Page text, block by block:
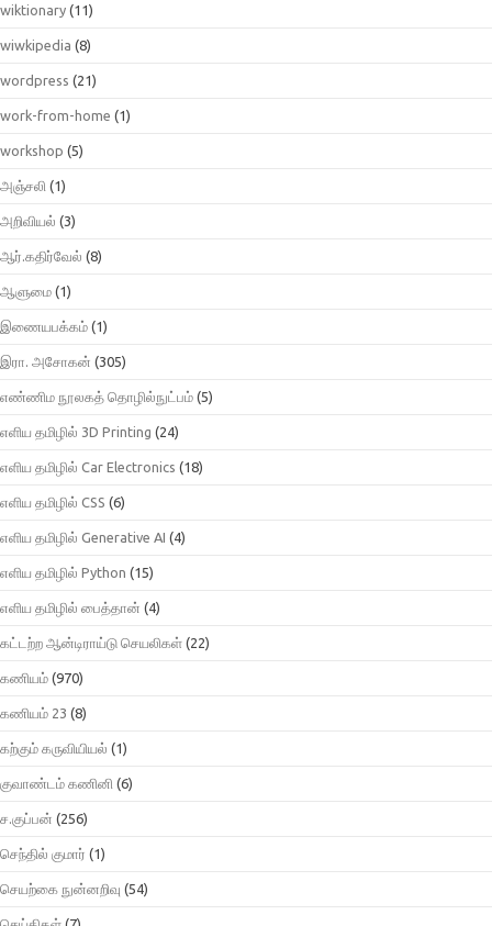
wiktionary (11)
wiwkipedia (8)
wordpress (21)
work-from-home (1)
workshop (5)
அஞ்சலி (1)
அறிவியல் (3)
ஆர்.கதிர்வேல் (8)
ஆளுமை (1)
இணையபக்கம் (1)
இரா. அசோகன் (305)
எண்ணிம நூலகத் தொழில்நுட்பம் (5)
எளிய தமிழில் 3D Printing (24)
எளிய தமிழில் Car Electronics (18)
எளிய தமிழில் CSS (6)
எளிய தமிழில் Generative AI (4)
எளிய தமிழில் Python (15)
எளிய தமிழில் பைத்தான் (4)
கட்டற்ற ஆன்டிராய்டு செயலிகள் (22)
கணியம் (970)
கணியம் 23 (8)
கற்கும் கருவியியல் (1)
குவாண்டம் கணினி (6)
ச.குப்பன் (256)
செந்தில் குமார் (1)
செயற்கை நுன்னறிவு (54)